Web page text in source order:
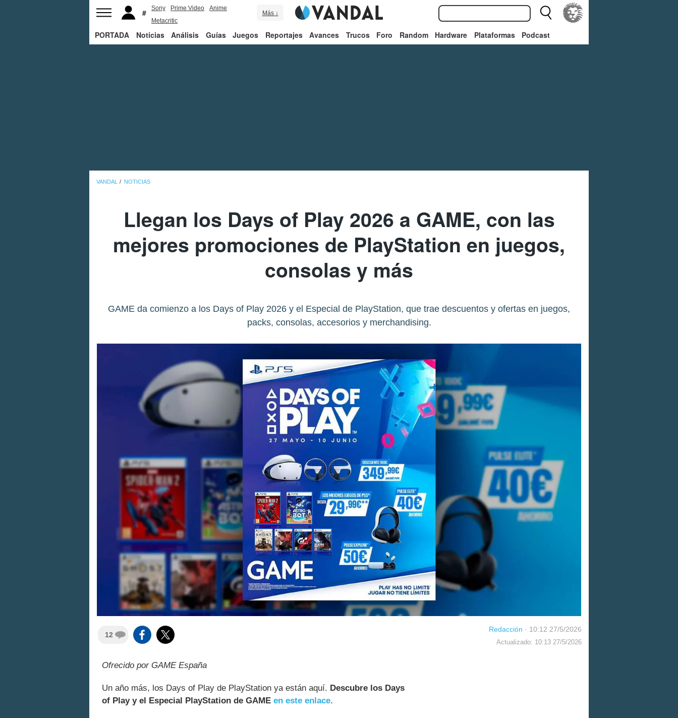
Sony Prime Video
Anime
Metacritic
Más ↓
PORTADA Noticias Análisis Guías Juegos Reportajes Avances Trucos Foro Random Hardware Plataformas Podcast
VANDAL NOTICIAS
Llegan los Days of Play 2026 a GAME, con las
mejores promociones de PlayStation en juegos,
consolas y más
GAME da comienzo a los Days of Play 2026 y el Especial de PlayStation, que trae descuentos y ofertas en juegos,
packs, consolas, accesorios y merchandising.
12
Redacción · 10:12 27/5/2026
Actualizado: 10:13 27/5/2026
Ofrecido por GAME España
Un año más, los Days of Play de PlayStation ya están aquí. Descubre los Days
of Play y el Especial PlayStation de GAME en este enlace.